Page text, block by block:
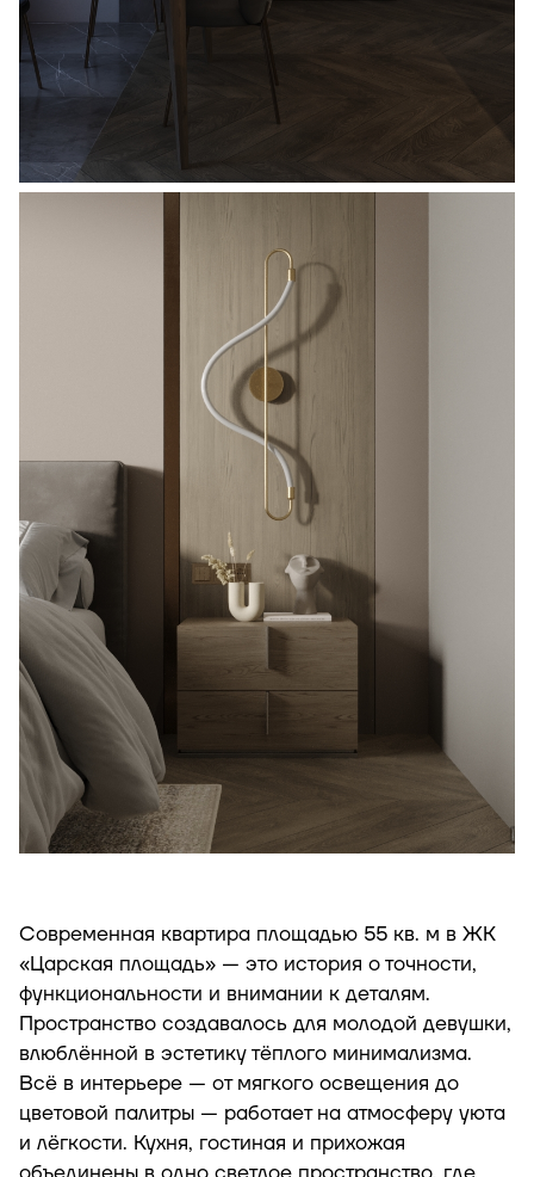
Современная квартира площадью 55 кв. м в ЖК
«Царская площадь» — это история о точности,
функциональности и внимании к деталям.
Пространство создавалось для молодой девушки,
влюблённой в эстетику тёплого минимализма.
Всё в интерьере — от мягкого освещения до
цветовой палитры — работает на атмосферу уюта
и лёгкости. Кухня, гостиная и прихожая